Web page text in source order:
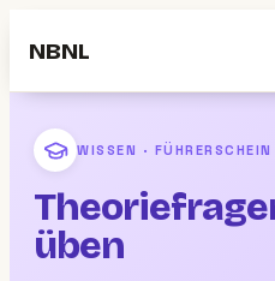
NBNL
WISSEN · FÜHRERSCHEIN
üben